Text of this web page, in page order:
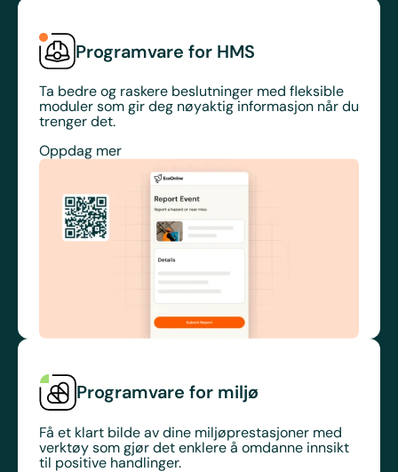
Programvare for HMS
Ta bedre og raskere beslutninger med fleksible
moduler som gir deg nøyaktig informasjon når du
trenger det.
Oppdag mer
Programvare for miljø
Få et klart bilde av dine miljøprestasjoner med
verktøy som gjør det enklere å omdanne innsikt
til positive handlinger.